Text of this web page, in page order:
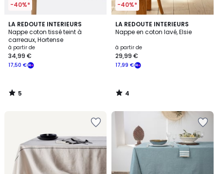
-40%*
LA REDOUTE INTERIEURS
Nappe coton tissé teint à
carreaux, Hortense
à partir de
17,50 €
34,99 €
5
/
5
5
/
-40%*
LA REDOUTE INTERIEURS
Nappe en coton lavé, Elsie
à partir de
17,99 €
29,99 €
4
/
4
/